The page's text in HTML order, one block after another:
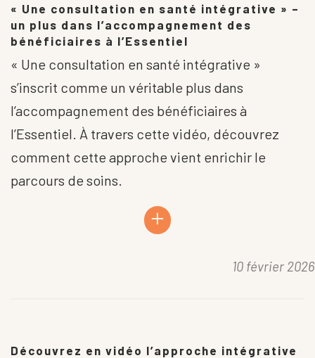
« Une consultation en santé intégrative » –
un plus dans l’accompagnement des
bénéficiaires à l’Essentiel
« Une consultation en santé intégrative »
s’inscrit comme un véritable plus dans
l’accompagnement des bénéficiaires à
l’Essentiel. À travers cette vidéo, découvrez
comment cette approche vient enrichir le
parcours de soins.
+
10 février 2026
Découvrez en vidéo l’approche intégrative